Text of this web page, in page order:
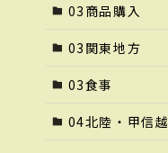
03商品購入
03関東地方
03食事
04北陸・甲信越